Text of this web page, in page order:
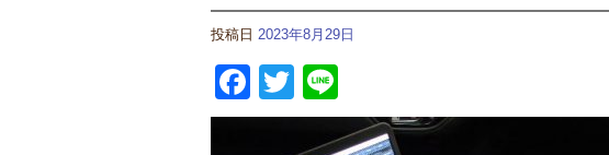
投稿日 2023年8月29日
Facebook
Twitter